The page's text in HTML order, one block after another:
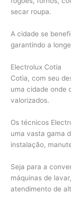
secar roupa.
A cidade se
garantindo a
Electrolux Cotia
Cotia, com seu
uma cidade onde
valorizados.
Os técnicos
uma vasta gama
instalação,
Seja para a
máquinas de
atendimento de